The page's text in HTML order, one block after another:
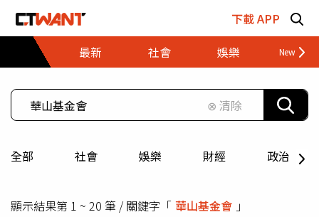
下載 APP
最新
社會 娛樂 財經
⊗ 清除
全部 社會 娛樂 財經 政治
顯示結果第 1 ~ 20 筆 / 關鍵字「 華山基金會 」